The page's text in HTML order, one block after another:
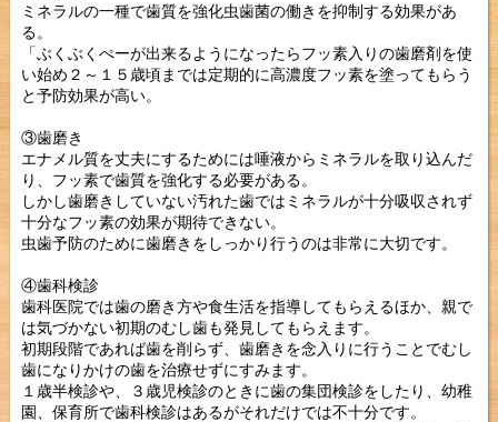
ミネラルの一種で歯質を強化虫歯菌の働きを抑制する効果があ
る。
「ぶくぶくぺーが出来るようになったらフッ素入りの歯磨剤を使
い始め２～１５歳頃までは定期的に高濃度フッ素を塗ってもらう
と予防効果が高い。
③歯磨き
エナメル質を丈夫にするためには唾液からミネラルを取り込んだ
り、フッ素で歯質を強化する必要がある。
しかし歯磨きしていない汚れた歯ではミネラルが十分吸収されず
十分なフッ素の効果が期待できない。
虫歯予防のために歯磨きをしっかり行うのは非常に大切です。
④歯科検診
歯科医院では歯の磨き方や食生活を指導してもらえるほか、親で
は気づかない初期のむし歯も発見してもらえます。
初期段階であれば歯を削らず、歯磨きを念入りに行うことでむし
歯になりかけの歯を治療せずにすみます。
１歳半検診や、３歳児検診のときに歯の集団検診をしたり、幼稚
園、保育所で歯科検診はあるがそれだけでは不十分です。